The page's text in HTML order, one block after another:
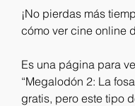
¡No pierdas más
cómo ver cine online
Es una página para
“Megalodón 2: La
gratis, pero este tipo